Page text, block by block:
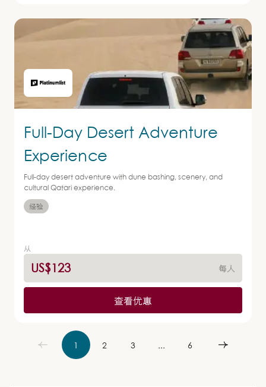
Full-Day Desert Adventure
Experience
Full-day desert adventure with dune bashing, scenery, and
cultural Qatari experience.
经验
从
US$123 每人
查看优惠
1 2 3 ... 6